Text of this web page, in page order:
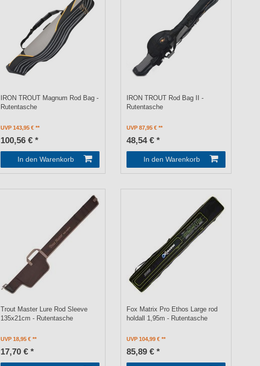
IRON TROUT Magnum Rod Bag -
Rutentasche
UVP 143,95 €
100,56 € *
In den Warenkorb
IRON TROUT Rod Bag II -
Rutentasche
UVP 87,95 €
48,54 € *
In den Warenkorb
Trout Master Lure Rod Sleeve
135x21cm - Rutentasche
UVP 18,95 €
17,70 € *
Fox Matrix Pro Ethos Large rod
holdall 1,95m - Rutentasche
UVP 104,99 €
85,89 € *